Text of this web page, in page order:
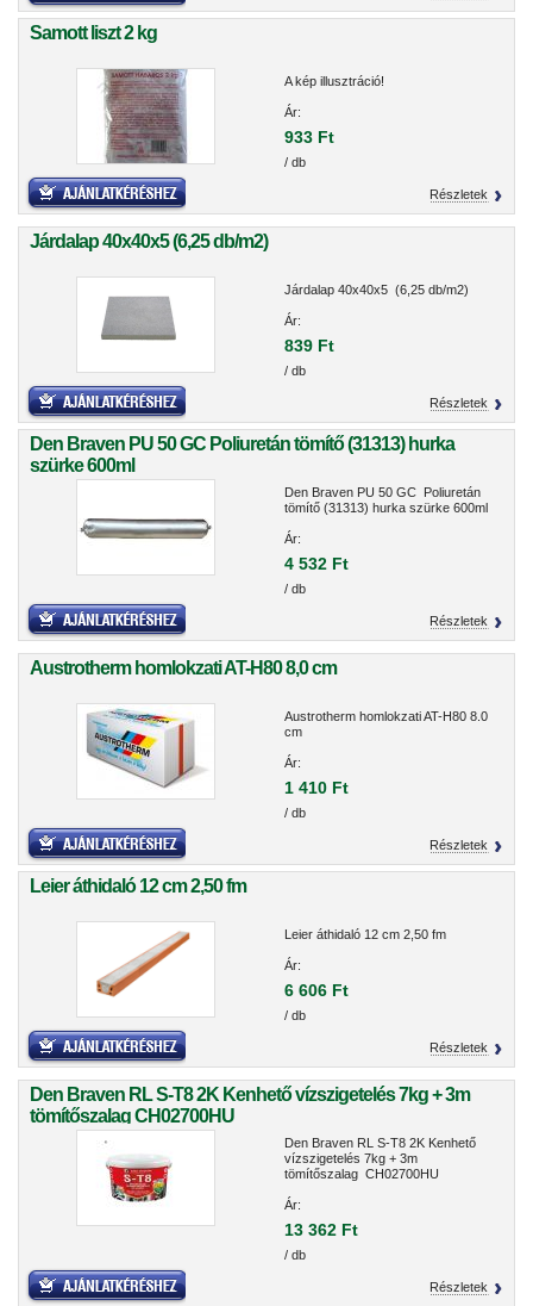
Samott liszt 2 kg
A kép illusztráció!
Ár:
933 Ft
/ db
Részletek
Járdalap 40x40x5 (6,25 db/m2)
Járdalap 40x40x5 (6,25 db/m2)
Ár:
839 Ft
/ db
Részletek
Den Braven PU 50 GC Poliuretán tömítő (31313) hurka
szürke 600ml
Den Braven PU 50 GC Poliuretán
tömítő (31313) hurka szürke 600ml
Ár:
4 532 Ft
/ db
Részletek
Austrotherm homlokzati AT-H80 8,0 cm
Austrotherm homlokzati AT-H80 8.0
cm
Ár:
1 410 Ft
/ db
Részletek
Leier áthidaló 12 cm 2,50 fm
Leier áthidaló 12 cm 2,50 fm
Ár:
6 606 Ft
/ db
Részletek
Den Braven RL S-T8 2K Kenhető vízszigetelés 7kg + 3m
tömítőszalag CH02700HU
Den Braven RL S-T8 2K Kenhető
vízszigetelés 7kg + 3m
tömítőszalag CH02700HU
Ár:
13 362 Ft
/ db
Részletek